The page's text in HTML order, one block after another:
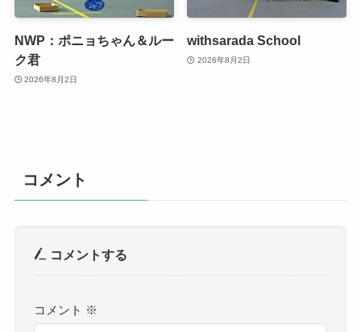
NWP：ポニョちゃん＆ルー
ク君
2026年8月2日
withsarada School
2026年8月2日
コメント
コメントする
コメント ※